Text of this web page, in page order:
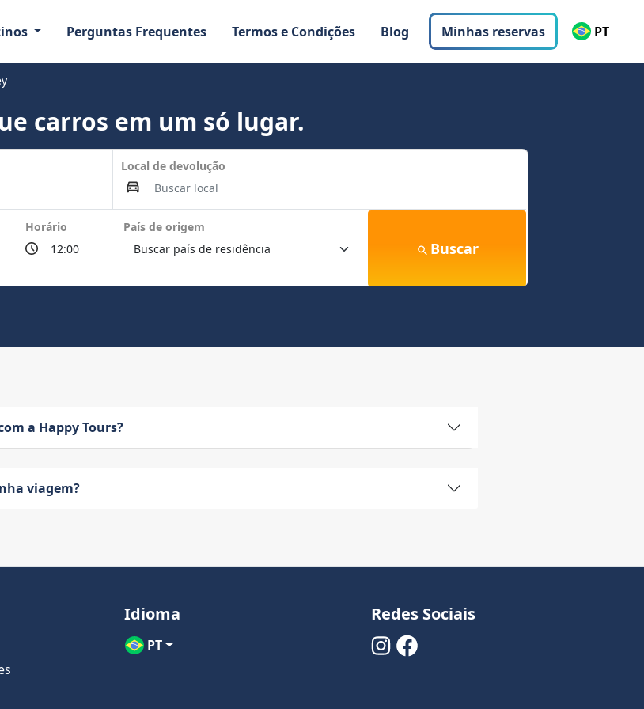
Perguntas Frequentes Termos e Condições Blog Minhas reservas PT
carros em um só lugar.
Local de devolução
Horário País de origem
Buscar
a Happy Tours?
viagem?
Idioma
PT
Redes Sociais